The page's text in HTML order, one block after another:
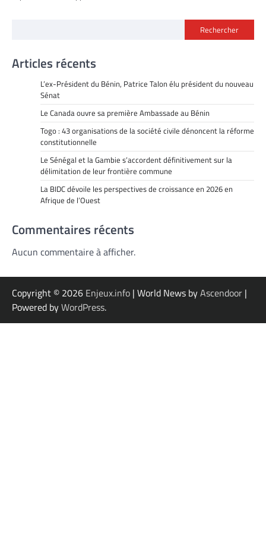
Rechercher
Articles récents
L’ex-Président du Bénin, Patrice Talon élu président du nouveau
Sénat
Le Canada ouvre sa première Ambassade au Bénin
Togo : 43 organisations de la société civile dénoncent la réforme
constitutionnelle
Le Sénégal et la Gambie s’accordent définitivement sur la
délimitation de leur frontière commune
La BIDC dévoile les perspectives de croissance en 2026 en
Afrique de l’Ouest
Commentaires récents
Aucun commentaire à afficher.
Copyright © 2026 Enjeux.info | World News byAscendoor |
Powered byWordPress.